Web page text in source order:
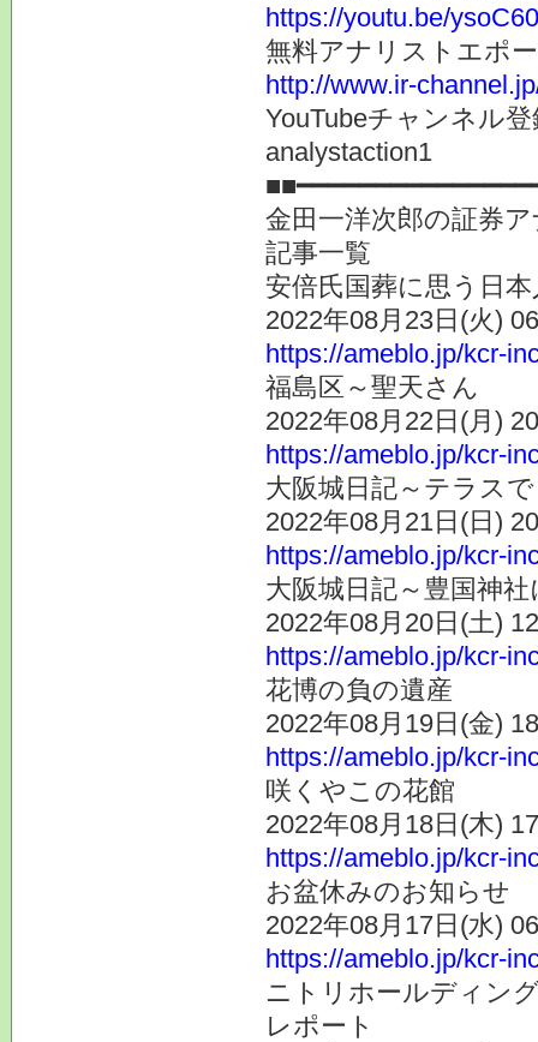
https://youtu.be/
無料アナリストエポ
http://www.ir-
YouTubeチャンネル
analystaction1
金田一洋次郎の証券
記事一覧
安倍氏国葬に思う日
2022年08月23日(火)
https://ameblo.jp/kcr-
福島区～聖天さん
2022年08月22日(月)
https://ameblo.jp/kcr-
大阪城日記～テラス
2022年08月21日(日)
https://ameblo.jp/kcr-
大阪城日記～豊国神
2022年08月20日(土)
https://ameblo.jp/kcr-
花博の負の遺産
2022年08月19日(金)
https://ameblo.jp/kcr-
咲くやこの花館
2022年08月18日(木)
https://ameblo.jp/kcr-
お盆休みのお知らせ
2022年08月17日(水)
https://ameblo.jp/kcr-
ニトリホールディン
レポート